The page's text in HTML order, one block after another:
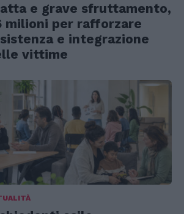
e grave sfruttamento,
milioni per rafforzare
e integrazione
vittime